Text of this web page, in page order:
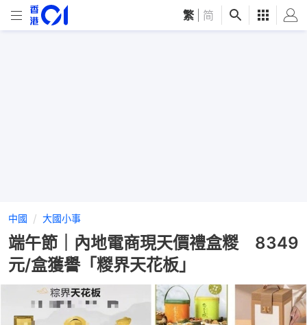
繁 简
中國 大國小事
端午節｜內地電商現天價禮盒糉 8349
元/盒獲譽「糉界天花板」